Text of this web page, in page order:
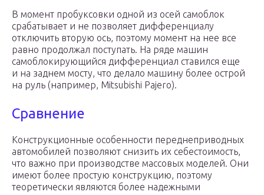
В момент пробуксовки одной из осей самоблок
срабатывает и не позволяет дифференциалу
отключить вторую ось, поэтому момент на нее все
равно продолжал поступать. На ряде машин
самоблокирующийся дифференциал ставился еще
и на заднем мосту, что делало машину более острой
на руль (например, Mitsubishi Pajero).
Сравнение
Конструкционные особенности переднеприводных
автомобилей позволяют снизить их себестоимость,
что важно при производстве массовых моделей. Они
имеют более простую конструкцию, поэтому
теоретически являются более надежными